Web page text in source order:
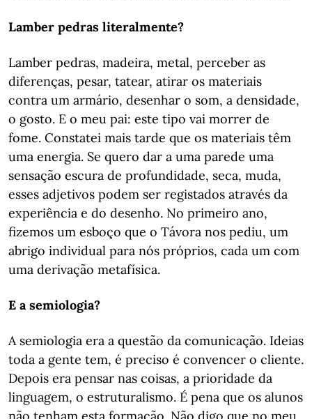
Lamber pedras literalmente?
Lamber pedras, madeira, metal, perceber as
diferenças, pesar, tatear, atirar os materiais
contra um armário, desenhar o som, a densidade,
o gosto. E o meu pai: este tipo vai morrer de
fome. Constatei mais tarde que os materiais têm
uma energia. Se quero dar a uma parede uma
sensação escura de profundidade, seca, muda,
esses adjetivos podem ser registados através da
experiência e do desenho. No primeiro ano,
fizemos um esboço que o Távora nos pediu, um
abrigo individual para nós próprios, cada um com
uma derivação metafísica.
E a semiologia?
A semiologia era a questão da comunicação. Ideias
toda a gente tem, é preciso é convencer o cliente.
Depois era pensar nas coisas, a prioridade da
linguagem, o estruturalismo. É pena que os alunos